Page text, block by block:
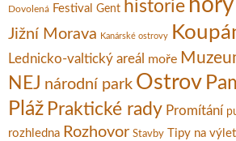
Dovolená Festival Gent historie hory
Jižní Morava Kanárské ostrovy
Lednicko-valtický areál moře
NEJ národní park Ostrov
Pláž Praktické rady Promítání
rozhledna Rozhovor Stavby Tipy na výlet